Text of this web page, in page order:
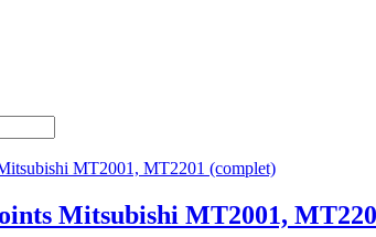
Mitsubishi MT2001,